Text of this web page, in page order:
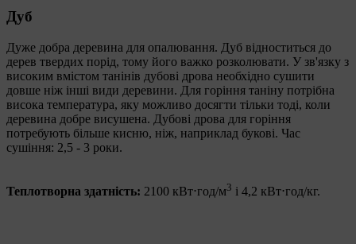
Дуб
Дуже добра деревина для опалювання. Дуб відноститься до
дерев твердих порід, тому його важко розколювати. У зв'язку з
високим вмістом танінів дубові дрова необхідно сушити
довше ніж інші види деревини. Для горіння таніну потрібна
висока температура, яку можливо досягти тільки тоді, коли
деревина добре висушена. Дубові дрова для горіння
потребують більше кисню, ніж, наприклад букові. Час
сушіння: 2,5 - 3 роки.
Теплотворна здатність: 2100 кВт⋅год/м3 і 4,2 кВт⋅год/кг.